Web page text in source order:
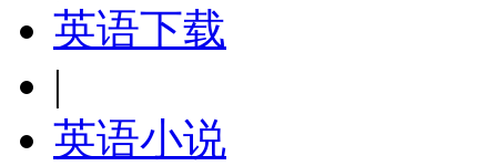
英语下载
|
英语小说